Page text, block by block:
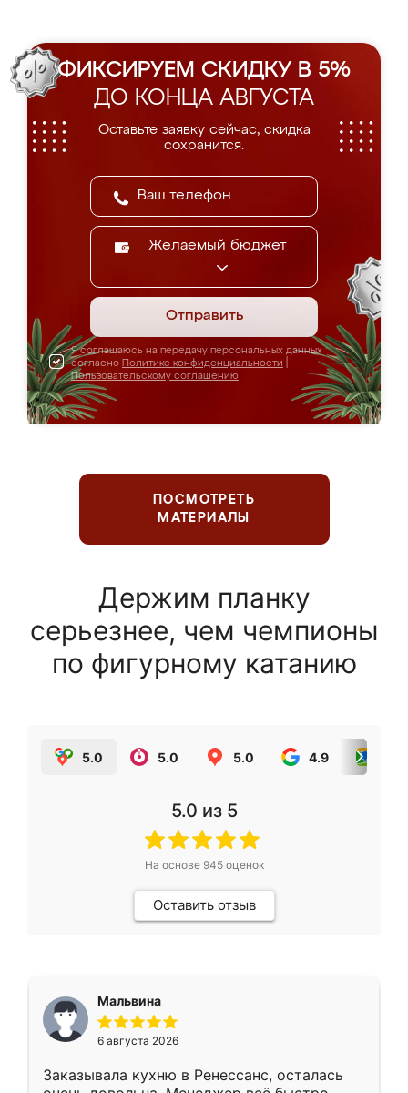
ФИКСИРУЕМ СКИДКУ В 5%
ДО КОНЦА АВГУСТА
Оставьте заявку сейчас, скидка
сохранится.
Желаемый бюджет
Отправить
Я соглашаюсь на передачу персональных данных
согласно Политике конфиденциальности
Пользовательскому соглашению
ПОСМОТРЕТЬ
МАТЕРИАЛЫ
Держим планку
серьезнее, чем чемпионы
по фигурному катанию
5.0 5.0 5.0 4.9
5.0 из 5
На основе 945оценок
Оставить отзыв
Мальвина
6 августа 2026
Заказывала кухню в Ренессанс, осталась